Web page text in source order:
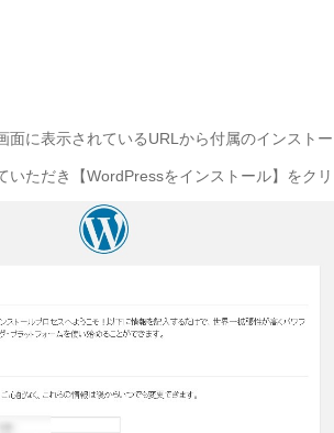
面に表示されているURLから付属のインスト
ただき【WordPressをインストール】をク